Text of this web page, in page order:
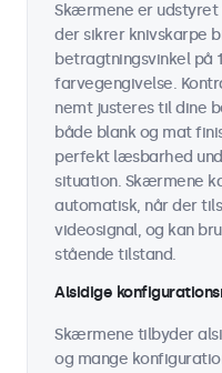
Skærmene er udstyret
der sikrer knivskarpe
betragtningsvinkel på
farvegengivelse.
nemt justeres til dine
både blank og mat
perfekt læsbarhed
situation. Skærmene
automatisk, når der
videosignal, og kan
stående tilstand.
Alsidige
Skærmene tilbyder
og mange